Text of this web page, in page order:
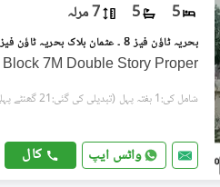
5
5 7 مرلہ
7M Double Story Proper
شامل کی:1 ہفتہ پہل (تبدیلی کی گئی:21 گھنٹے پہلے)
واٹس ایپ کال